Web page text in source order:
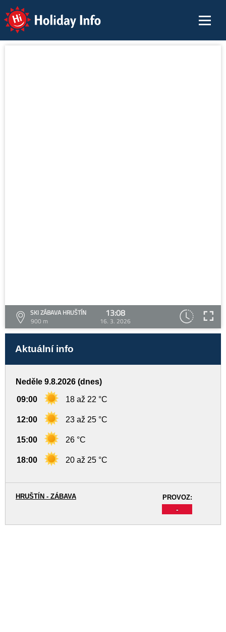
Holiday Info
SKI ZÁBAVA HRUŠTÍN
900 m
13:08
16. 3. 2026
Aktuální info
Neděle 9.8.2026 (dnes)
09:00 18 až 22 °C
12:00 23 až 25 °C
15:00 26 °C
18:00 20 až 25 °C
PROVOZ:
-
HRUŠTÍN - ZÁBAVA